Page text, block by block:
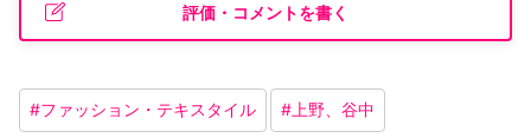
評価・コメントを書く
#ファッション・テキスタイル # 上野、谷中